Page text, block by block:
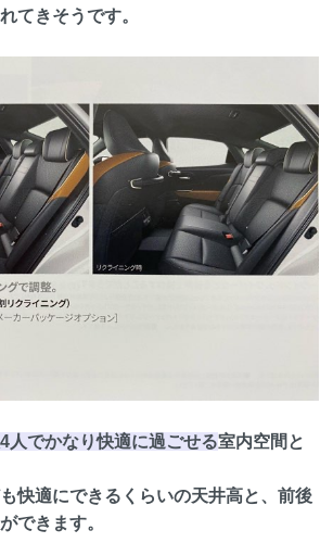
てきそうです。
人でかなり快適に過ごせる室内空間と
快適にできるくらいの天井高と、前後
できます。